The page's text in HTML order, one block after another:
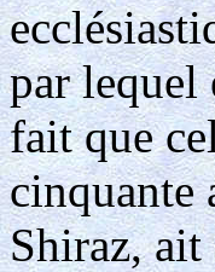
par lequel
fait que
cinquante
Shiraz, ait